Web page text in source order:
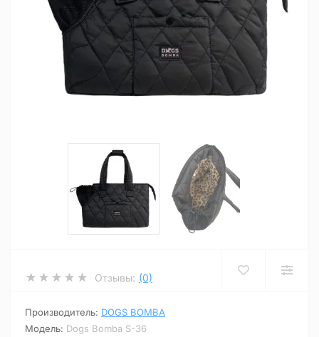
Отзывы: (0)
Производитель: DOGS BOMBA
Модель: Dogs Bomba S-36